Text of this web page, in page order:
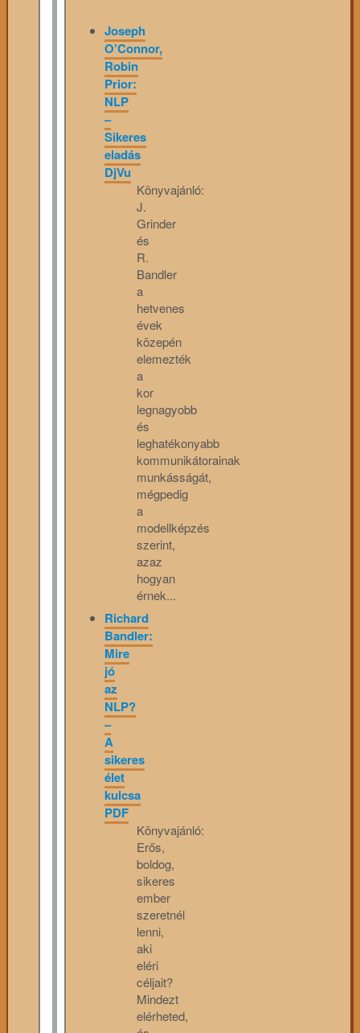
Joseph
O’Connor,
Robin
Prior:
NLP
–
Sikeres
eladás
DjVu
Könyvajánló:
J.
Grinder
és
R.
Bandler
a
hetvenes
évek
közepén
elemezték
a
kor
legnagyobb
és
leghatékonyabb
kommunikátorainak
munkásságát,
mégpedig
a
modellképzés
szerint,
azaz
hogyan
érnek...
Richard
Bandler:
Mire
jó
az
NLP?
–
A
sikeres
élet
kulcsa
PDF
Könyvajánló:
Erős,
boldog,
sikeres
ember
szeretnél
lenni,
aki
eléri
céljait?
Mindezt
elérheted,